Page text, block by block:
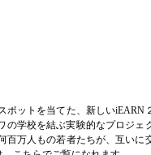
ットを当てた、新しいiEARN
学校を結ぶ実験的なプロジェ
百万人もの若者たちが、互いに